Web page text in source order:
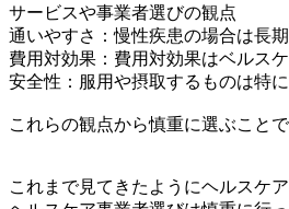
サービスや事業者選びの観点
通いやすさ：慢性疾患の場合は長
費用対効果：費用対効果はベルス
安全性：服用や摂取するものは特
これらの観点から慎重に選ぶこと
これまで見てきたようにヘルスケ